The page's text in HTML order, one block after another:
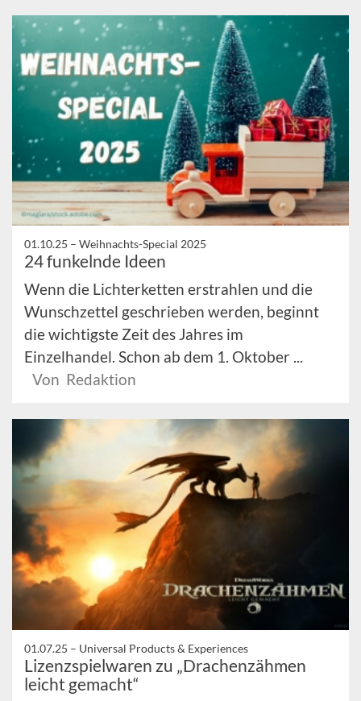
01.10.25 – Weihnachts-Special 2025
24 funkelnde Ideen
Wenn die Lichterketten erstrahlen und die
Wunschzettel geschrieben werden, beginnt
die wichtigste Zeit des Jahres im
Einzelhandel. Schon ab dem 1. Oktober ...
Von Redaktion
01.07.25 – Universal Products & Experiences
Lizenzspielwaren zu „Drachenzähmen
leicht gemacht“